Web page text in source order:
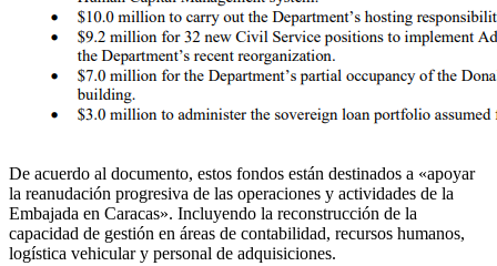
De acuerdo al documento, estos fondos están destinados a «apoyar
la reanudación progresiva de las operaciones y actividades de la
Embajada en Caracas». Incluyendo la reconstrucción de la
capacidad de gestión en áreas de contabilidad, recursos humanos,
logística vehicular y personal de adquisiciones.